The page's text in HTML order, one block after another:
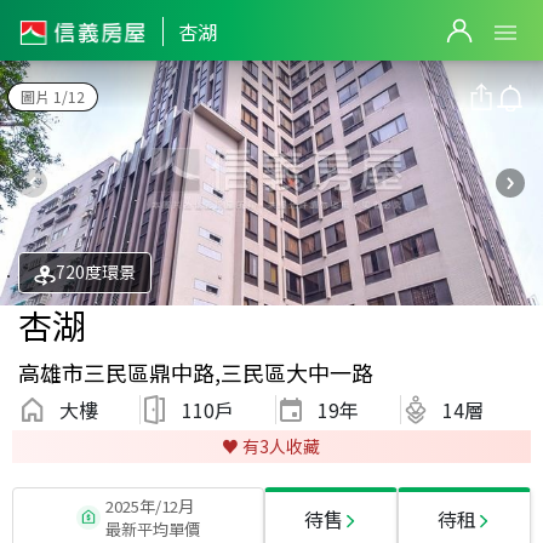
杏湖
圖片 1/12
720度環景
杏湖
高雄市三民區鼎中路,三民區大中一路
大樓 110戶 19年 14層
♥️ 有3人收藏
2025年/12月
最新平均單價
待售 待租